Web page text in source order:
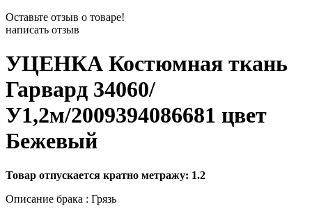
Оставьте отзыв о товаре!
написать отзыв
УЦЕНКА Костюмная ткань
Гарвард 34060/
У1,2м/2009394086681 цвет
Бежевый
Товар отпускается кратно метражу: 1.2
Описание брака : Грязь